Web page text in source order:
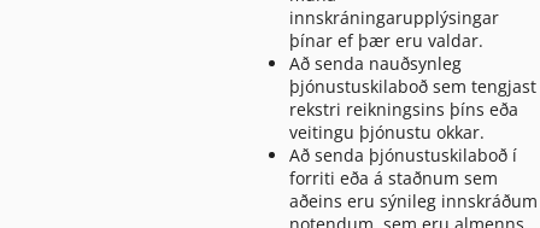
innskráningarupplýsingar
þínar ef þær eru valdar.
Að senda nauðsynleg
þjónustuskilaboð sem tengjast
rekstri reikningsins þíns eða
veitingu þjónustu okkar.
Að senda þjónustuskilaboð í
forriti eða á staðnum sem
aðeins eru sýnileg innskráðum